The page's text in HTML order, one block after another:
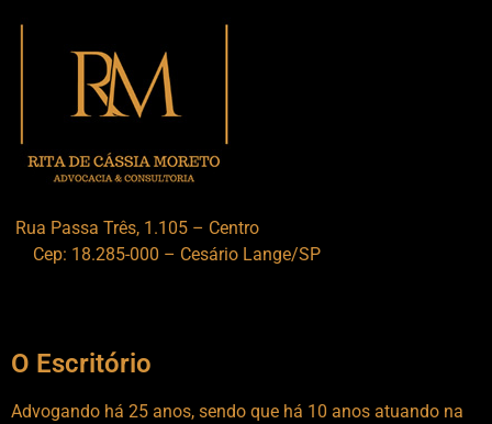
Rua Passa Três, 1.105 – Centro
Cep: 18.285-000 – Cesário Lange/SP
O Escritório
Advogando há 25 anos, sendo que há 10 anos atuando na